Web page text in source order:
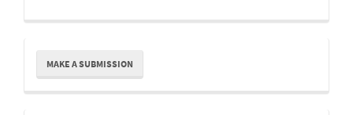
Make
Submission
MAKE A SUBMISSION